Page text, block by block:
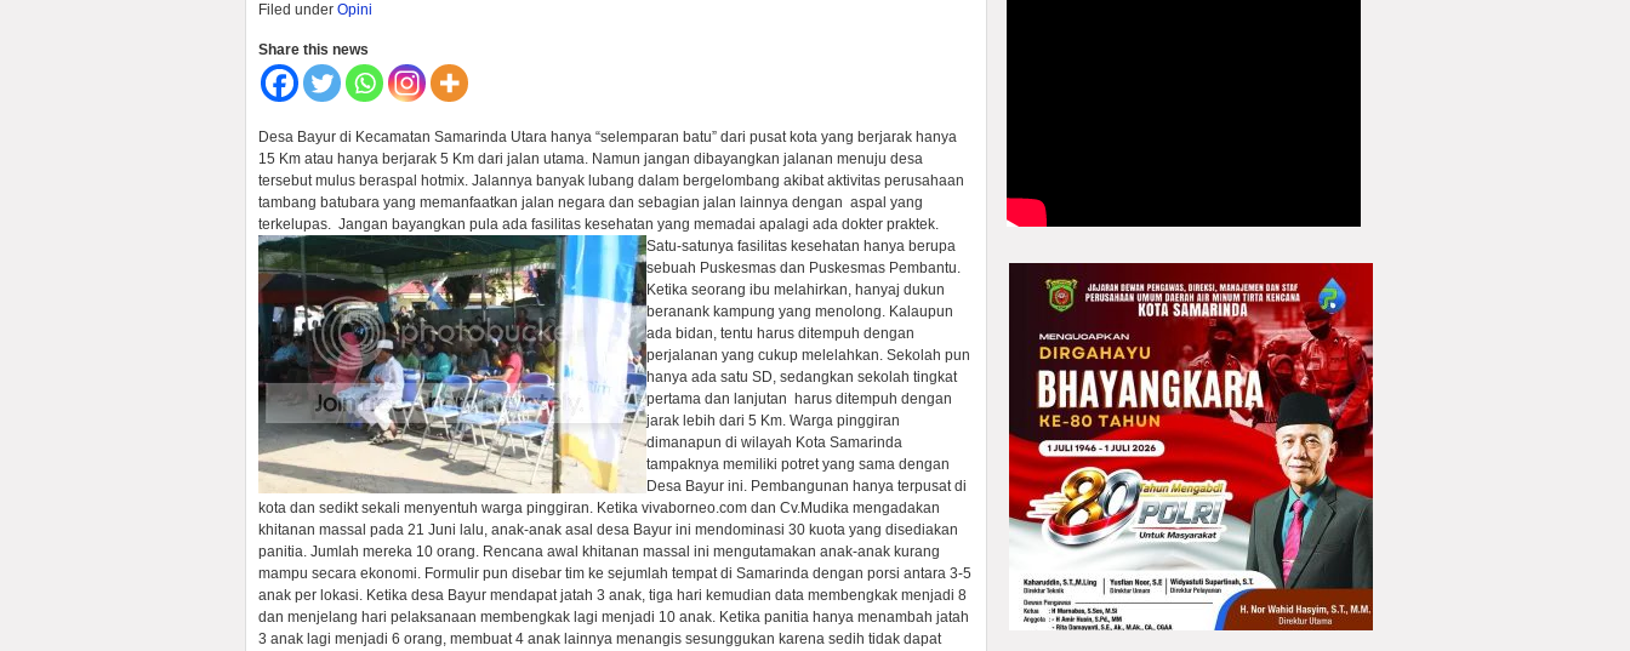
Filed under Opini
Share this news
Desa Bayur di Kecamatan Samarinda Utara hanya “selemparan batu” dari pusat kota yang berjarak hanya
15 Km atau hanya berjarak 5 Km dari jalan utama. Namun jangan dibayangkan jalanan menuju desa
tersebut mulus beraspal hotmix. Jalannya banyak lubang dalam bergelombang akibat aktivitas perusahaan
tambang batubara yang memanfaatkan jalan negara dan sebagian jalan lainnya dengan aspal yang
terkelupas. Jangan bayangkan pula ada fasilitas kesehatan yang memadai apalagi ada dokter praktek.
Satu-satunya fasilitas kesehatan hanya berupa
sebuah Puskesmas dan Puskesmas Pembantu.
Ketika seorang ibu melahirkan, hanyaj dukun
beranank kampung yang menolong. Kalaupun
ada bidan, tentu harus ditempuh dengan
perjalanan yang cukup melelahkan. Sekolah pun
hanya ada satu SD, sedangkan sekolah tingkat
pertama dan lanjutan harus ditempuh dengan
jarak lebih dari 5 Km. Warga pinggiran
dimanapun di wilayah Kota Samarinda
tampaknya memiliki potret yang sama dengan
Desa Bayur ini. Pembangunan hanya terpusat di
kota dan sedikt sekali menyentuh warga pinggiran. Ketika vivaborneo.com dan Cv.Mudika mengadakan
khitanan massal pada 21 Juni lalu, anak-anak asal desa Bayur ini mendominasi 30 kuota yang disediakan
panitia. Jumlah mereka 10 orang. Rencana awal khitanan massal ini mengutamakan anak-anak kurang
mampu secara ekonomi. Formulir pun disebar tim ke sejumlah tempat di Samarinda dengan porsi antara 3-5
anak per lokasi. Ketika desa Bayur mendapat jatah 3 anak, tiga hari kemudian data membengkak menjadi 8
dan menjelang hari pelaksanaan membengkak lagi menjadi 10 anak. Ketika panitia hanya menambah jatah
3 anak lagi menjadi 6 orang, membuat 4 anak lainnya menangis sesunggukan karena sedih tidak dapat